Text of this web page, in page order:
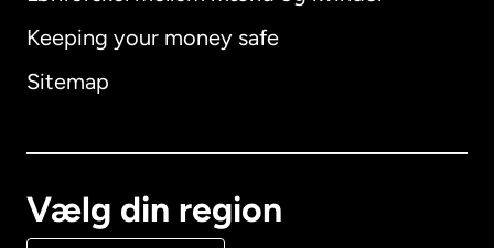
Keeping your money safe
Sitemap
Vælg din region
Australien